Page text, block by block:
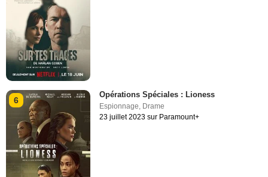
6
Opérations Spéciales : Lioness
Espionnage, Drame
23 juillet 2023 sur Paramount+